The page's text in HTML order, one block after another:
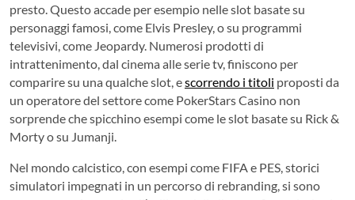
presto. Questo accade per esempio nelle slot basate su
personaggi famosi, come Elvis Presley, o su programmi
televisivi, come Jeopardy. Numerosi prodotti di
intrattenimento, dal cinema alle serie tv, finiscono per
comparire su una qualche slot, escorrendo i titoli proposti da
un operatore del settore come PokerStars Casino non
sorprende che spicchino esempi come le slot basate su Rick &
Morty o su Jumanji.
Nel mondo calcistico, con esempi come FIFA e PES, storici
simulatori impegnati in un percorso di rebranding, si sono